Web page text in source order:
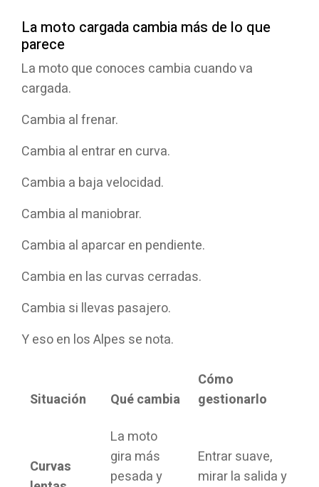
La moto cargada cambia más de lo que
parece
La moto que conoces cambia cuando va
cargada.
Cambia al frenar.
Cambia al entrar en curva.
Cambia a baja velocidad.
Cambia al maniobrar.
Cambia al aparcar en pendiente.
Cambia en las curvas cerradas.
Cambia si llevas pasajero.
Y eso en los Alpes se nota.
Situación Qué cambia
Cómo
gestionarlo
Curvas
La moto
gira más
pesada y
Entrar suave,
mirar la salida y